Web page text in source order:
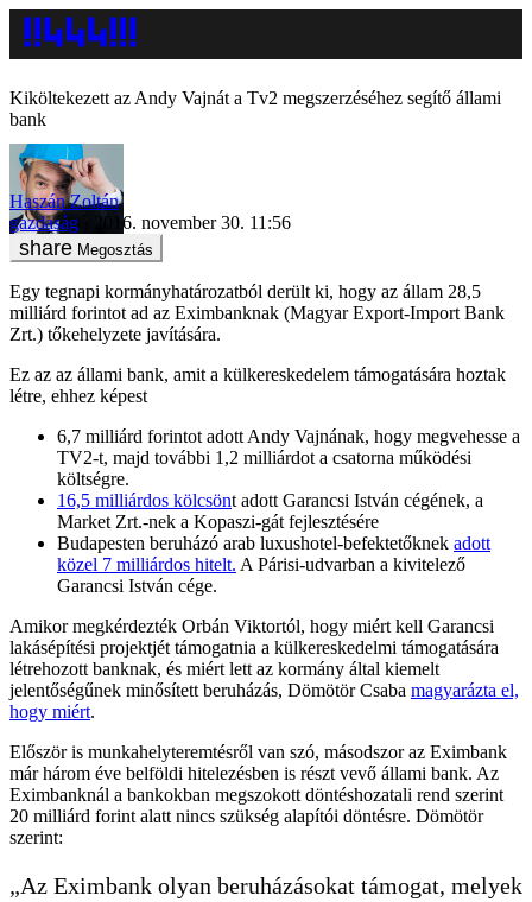
Kiköltekezett az Andy Vajnát a Tv2 megszerzéséhez segítő állami
bank
Haszán Zoltán
gazdaság
2016. november 30. 11:56
Megosztás
Egy tegnapi kormányhatározatból derült ki, hogy az állam 28,5
milliárd forintot ad az Eximbanknak (Magyar Export-Import Bank
Zrt.) tőkehelyzete javítására.
Ez az az állami bank, amit a külkereskedelem támogatására hoztak
létre, ehhez képest
6,7 milliárd forintot adott Andy Vajnának, hogy megvehesse a
TV2-t, majd további 1,2 milliárdot a csatorna működési
költségre.
16,5 milliárdos kölcsönt adott Garancsi István cégének, a
Market Zrt.-nek a Kopaszi-gát fejlesztésére
Budapesten beruházó arab luxushotel-befektetőknek adott
közel 7 milliárdos hitelt. A Párisi-udvarban a kivitelező
Garancsi István cége.
Amikor megkérdezték Orbán Viktortól, hogy miért kell Garancsi
lakásépítési projektjét támogatnia a külkereskedelmi támogatására
létrehozott banknak, és miért lett az kormány által kiemelt
jelentőségűnek minősített beruházás, Dömötör Csaba magyarázta el,
hogy miért.
Először is munkahelyteremtésről van szó, másodszor az Eximbank
már három éve belföldi hitelezésben is részt vevő állami bank. Az
Eximbanknál a bankokban megszokott döntéshozatali rend szerint
20 milliárd forint alatt nincs szükség alapítói döntésre. Dömötör
szerint:
„Az Eximbank olyan beruházásokat támogat, melyek